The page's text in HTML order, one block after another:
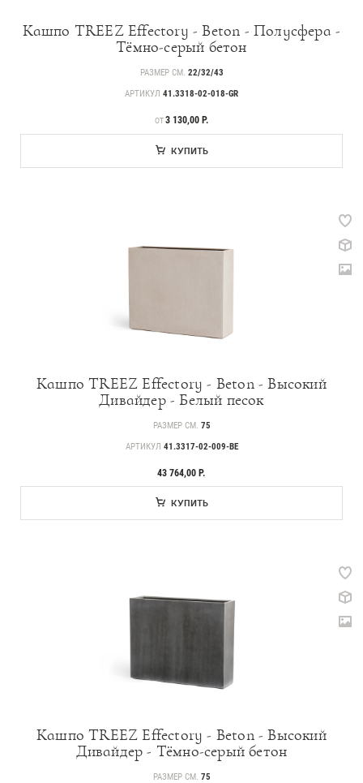
Кашпо TREEZ Effectory - Beton - Полусфера -
Тёмно-серый бетон
РАЗМЕР СМ. 22/32/43
АРТИКУЛ 41.3318-02-018-GR
ЦЕНА
ОТ3 130,00 Р.
КУПИТЬ
Кашпо TREEZ Effectory - Beton - Высокий
Дивайдер - Белый песок
РАЗМЕР СМ. 75
АРТИКУЛ 41.3317-02-009-BE
43 764,00 Р.
КУПИТЬ
Кашпо TREEZ Effectory - Beton - Высокий
Дивайдер - Тёмно-серый бетон
РАЗМЕР СМ. 75
Растения, кусты, мох и трава 221
Ампельные растения 70
Дизайнерские композиции 17
Цветы 123
Прайс-листы и каталоги
Идеи
СМИ о нас